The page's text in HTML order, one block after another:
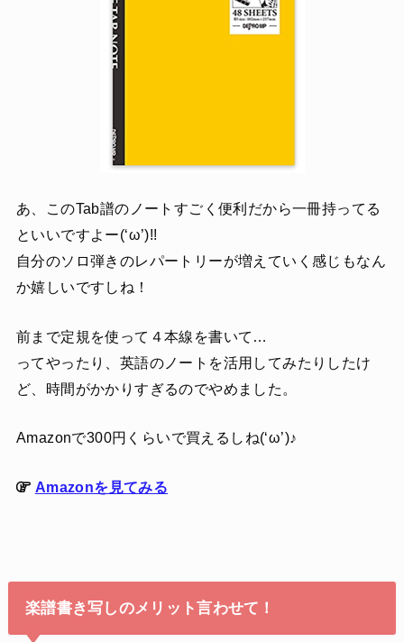
あ、このTab譜のノートすごく便利だから一冊持ってる
といいですよー(‘ω’)!!
自分のソロ弾きのレパートリーが増えていく感じもなん
か嬉しいですしね！
前まで定規を使って４本線を書いて…
ってやったり、英語のノートを活用してみたりしたけ
ど、時間がかかりすぎるのでやめました。
Amazonで300円くらいで買えるしね(‘ω’)♪
Amazonを見てみる
楽譜書き写しのメリット言わせて！